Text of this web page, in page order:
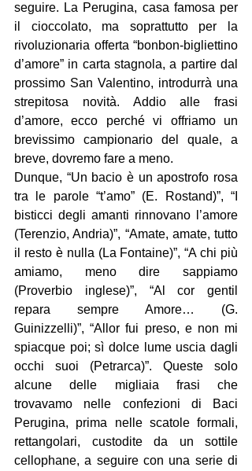
seguire. La Perugina, casa famosa per
il cioccolato, ma soprattutto per la
rivoluzionaria offerta “bonbon-bigliettino
d’amore” in carta stagnola, a partire dal
prossimo San Valentino, introdurrà una
strepitosa novità. Addio alle frasi
d’amore, ecco perché vi offriamo un
brevissimo campionario del quale, a
breve, dovremo fare a meno.
Dunque, “Un bacio è un apostrofo rosa
tra le parole “t’amo” (E. Rostand)”, “I
bisticci degli amanti rinnovano l’amore
(Terenzio, Andria)”, “Amate, amate, tutto
il resto è nulla (La Fontaine)”, “A chi più
amiamo, meno dire sappiamo
(Proverbio inglese)”, “Al cor gentil
repara sempre Amore… (G.
Guinizzelli)”, “Allor fui preso, e non mi
spiacque poi; sì dolce lume uscia dagli
occhi suoi (Petrarca)”. Queste solo
alcune delle migliaia frasi che
trovavamo nelle confezioni di Baci
Perugina, prima nelle scatole formali,
rettangolari, custodite da un sottile
cellophane, a seguire con una serie di